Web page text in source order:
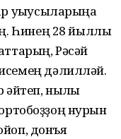
уҡыусыларыңа
Һинең 28 йыллыҡ
Рәсәй
дәлилләй.
ныҡлы
нурын
донъя